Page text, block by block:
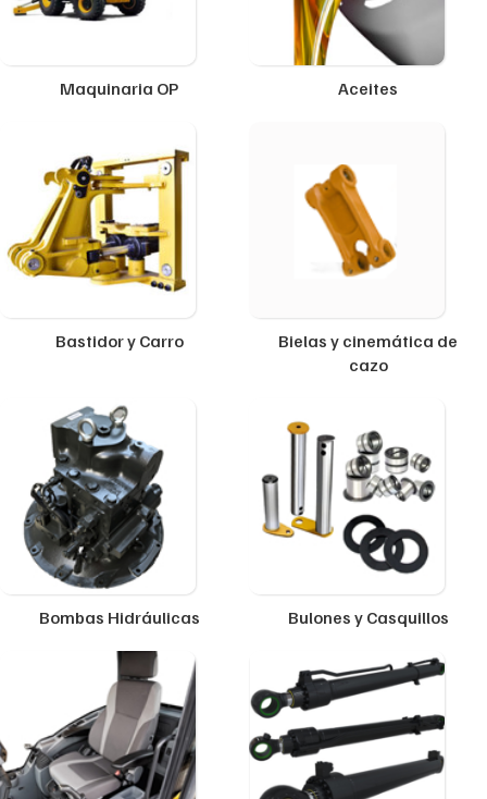
Maquinaria OP Aceites
Bastidor y Carro
Bielas y cinemática de
cazo
Bombas Hidráulicas Bulones y Casquillos